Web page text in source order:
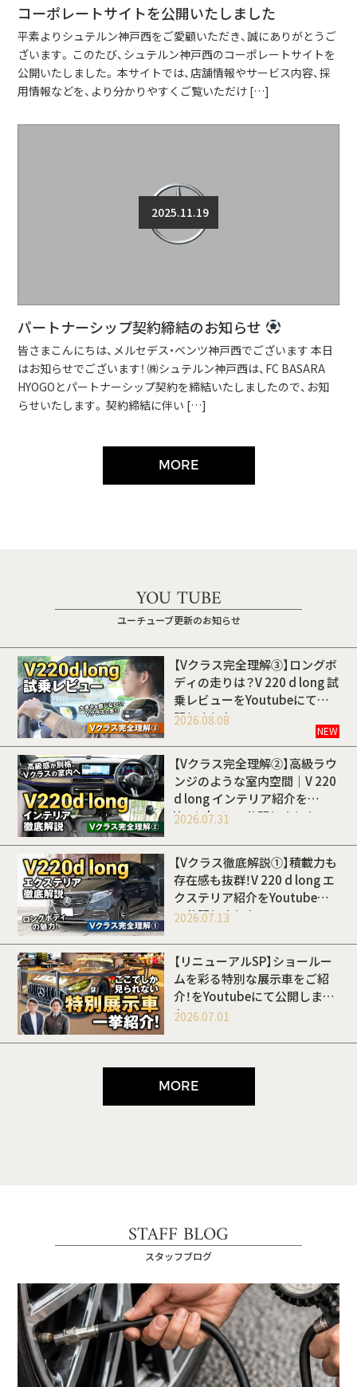
コーポレートサイトを公開いたしました
平素よりシュテルン神戸西をご愛顧いただき、誠にありがとうご
ざいます。 このたび、シュテルン神戸西のコーポレートサイトを
公開いたしました。 本サイトでは、店舗情報やサービス内容、採
用情報などを、より分かりやすくご覧いただけ […]
2025.11.19
パートナーシップ契約締結のお知らせ
皆さまこんにちは、メルセデス・ベンツ神戸西でございます 本日
はお知らせでございます！ ㈱シュテルン神戸西は、FC BASARA
HYOGOとパートナーシップ契約を締結いたしましたので、お知
らせいたします。 契約締結に伴い […]
MORE
YOU TUBE
ユーチューブ更新のお知らせ
【Vクラス完全理解③】ロングボ
ディの走りは？V 220 d long 試
乗レビューをYoutubeにて公
開しました
2026.08.08
NEW
【Vクラス完全理解②】高級ラウ
ンジのような室内空間｜V 220
d long インテリア紹介を
Youtubeにて公開しました
2026.07.31
【Vクラス徹底解説①】積載力も
存在感も抜群！V 220 d long エ
クステリア紹介をYoutubeに
て公開しました
2026.07.13
【リニューアルSP】ショールー
ムを彩る特別な展示車をご紹
介！をYoutubeにて公開しまし
た
2026.07.01
MORE
STAFF BLOG
スタッフブログ